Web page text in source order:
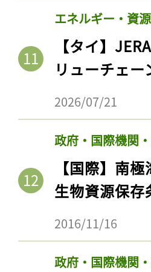
エネルギー・資源
【タイ】
リューチェ
2026/07/21
政府・国際機関
【国際】南
生物資源保
2016/11/16
政府・国際機関
記事を